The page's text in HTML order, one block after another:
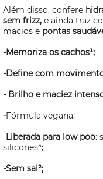
Além disso, confere
sem frizz, e ainda traz
macios e pontas
-Memoriza os cachos¹;
-Define com
- Brilho e maciez
-Fórmula vegana;
-Liberada para low poo:
silicones³;
-Sem sal²;